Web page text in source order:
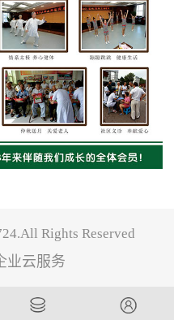
Rights Reserved
业云服务